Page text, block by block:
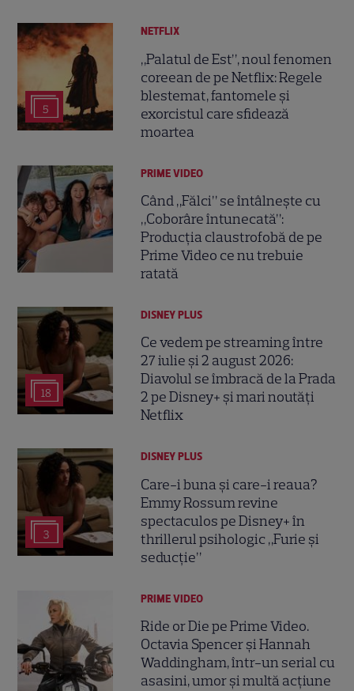
5
NETFLIX
„Palatul de Est”, noul fenomen
coreean de pe Netflix: Regele
blestemat, fantomele și
exorcistul care sfidează
moartea
PRIME VIDEO
Când „Fălci” se întâlnește cu
„Coborâre întunecată”:
Producția claustrofobă de pe
Prime Video ce nu trebuie
ratată
18
DISNEY PLUS
Ce vedem pe streaming între
27 iulie și 2 august 2026:
Diavolul se îmbracă de la Prada
2 pe Disney+ și mari noutăți
Netflix
3
DISNEY PLUS
Care-i buna și care-i reaua?
Emmy Rossum revine
spectaculos pe Disney+ în
thrillerul psihologic „Furie și
seducție”
PRIME VIDEO
Ride or Die pe Prime Video.
Octavia Spencer și Hannah
Waddingham, într-un serial cu
asasini, umor și multă acțiune